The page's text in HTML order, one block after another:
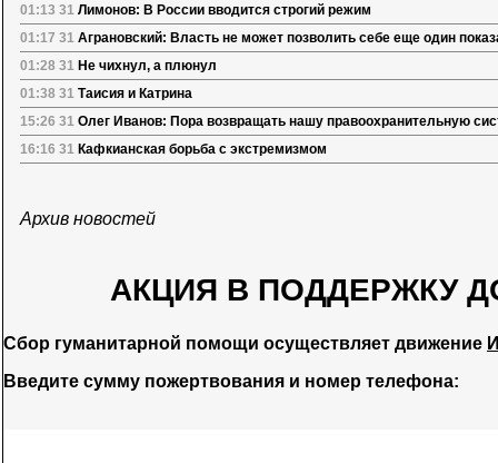
01:13 31 Лимонов: В России вводится строгий режим
01:17 31 Аграновский: Власть не может позволить себе еще один
01:28 31 Не чихнул, а плюнул
01:38 31 Таисия и Катрина
15:26 31 Олег Иванов: Пора возвращать нашу правоохранительную
16:16 31 Кафкианская борьба с экстремизмом
Архив новостей
АКЦИЯ В ПОДДЕРЖКУ
Сбор гуманитарной помощи осуществляет движение
Введите сумму пожертвования и номер телефона: